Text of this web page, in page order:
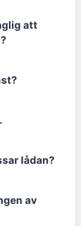
att
lådan?
av